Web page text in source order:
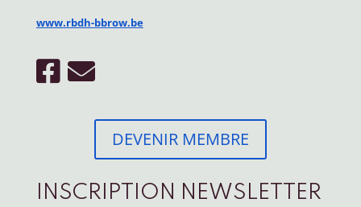
www.rbdh-bbrow.be
DEVENIR MEMBRE
INSCRIPTION NEWSLETTER